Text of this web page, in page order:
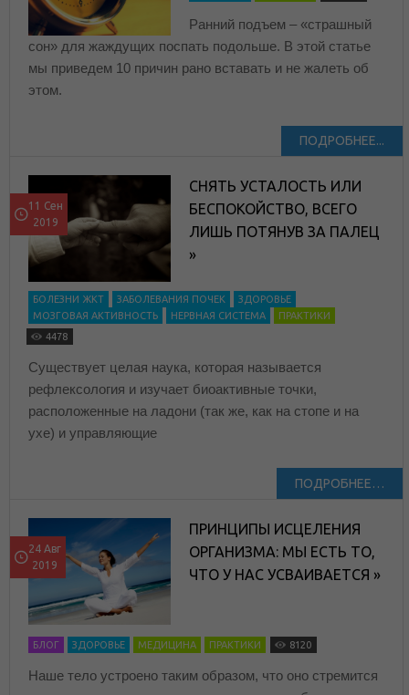
Ранний подъем – «страшный
сон» для жаждущих поспать подольше. В этой статье
мы приведем 10 причин рано вставать и не жалеть об
этом.
ПОДРОБНЕЕ...
11 Сен
2019
СНЯТЬ УСТАЛОСТЬ ИЛИ
БЕСПОКОЙСТВО, ВСЕГО
ЛИШЬ ПОТЯНУВ ЗА ПАЛЕЦ
»
БОЛЕЗНИ ЖКТ ЗАБОЛЕВАНИЯ ПОЧЕК
ЗДОРОВЬЕ
МОЗГОВАЯ АКТИВНОСТЬ
НЕРВНАЯ СИСТЕМА
ПРАКТИКИ
4478
Существует целая наука, которая называется
рефлексология и изучает биоактивные точки,
расположенные на ладони (так же, как на стопе и на
ухе) и управляющие
ПОДРОБНЕЕ…
24 Авг
2019
ПРИНЦИПЫ ИСЦЕЛЕНИЯ
ОРГАНИЗМА: МЫ ЕСТЬ ТО,
ЧТО У НАС УСВАИВАЕТСЯ »
БЛОГ ЗДОРОВЬЕ МЕДИЦИНА ПРАКТИКИ 8120
Наше тело устроено таким образом, что оно стремится